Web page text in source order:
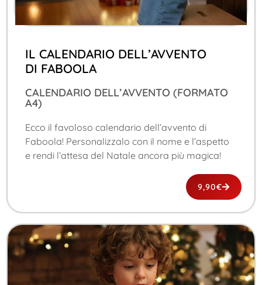
IL CALENDARIO DELL’AVVENTO
DI FABOOLA
CALENDARIO DELL’AVVENTO (FORMATO
A4)
Ecco il favoloso calendario dell’avvento di
Faboola! Personalizzalo con il nome e l’aspetto
e rendi l’attesa del Natale ancora più magica!
9,90€